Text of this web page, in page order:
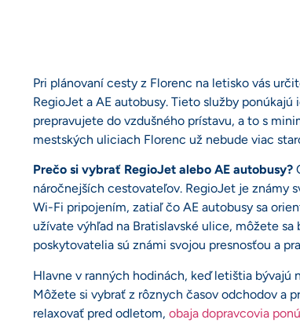
Pri plánovaní cesty z Florenc na letisko vás
RegioJet a AE autobusy. Tieto služby
prepravujete do vzdušného prístavu, a to s
mestských uliciach Florenc už nebude viac
Prečo si vybrať RegioJet alebo AE autobusy?
náročnejších cestovateľov. RegioJet je známy
Wi-Fi pripojením, zatiaľ čo AE autobusy sa
užívate výhľad na Bratislavské ulice, môžete
poskytovatelia sú známi svojou presnosťou a
Hlavne v ranných hodinách, keď letištia bývajú
Môžete si vybrať z rôznych časov odchodov a
relaxovať pred odletom, obaja dopravcovia